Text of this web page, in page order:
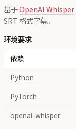
基于OpenAI Whisper
SRT 格式字幕。
环境要求
依赖
Python
PyTorch
openai-whisper